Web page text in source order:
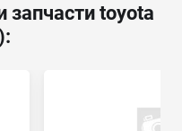
запчасти toyota